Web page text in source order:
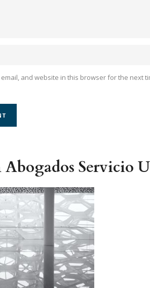
and website in this browser for the next
Servicio